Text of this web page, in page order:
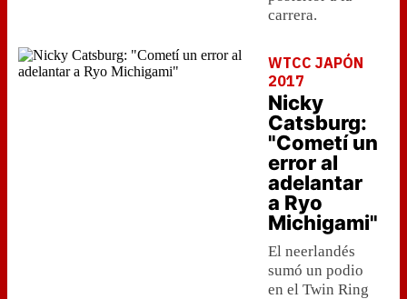
carrera.
WTCC JAPÓN
2017
Nicky
Catsburg:
"Cometí un
error al
adelantar
a Ryo
Michigami"
El neerlandés
sumó un podio
en el Twin Ring